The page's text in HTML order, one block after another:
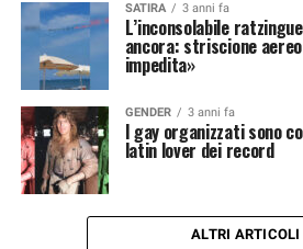
SATIRA 3 anni fa
L’inconsolabile
ancora: striscione
impedita»
GENDER 3 anni fa
I gay organizzati sono
latin lover dei record
ALTRI ARTICOLI